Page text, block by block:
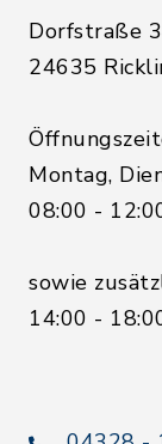
Dorfstraße
24635
Montag,
08:00 -
sowie
14:00 -